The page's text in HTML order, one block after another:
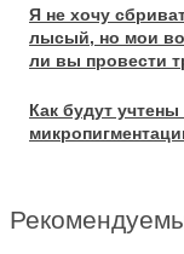
Я не хочу
лысый, но мои
ли вы провести
Как будут